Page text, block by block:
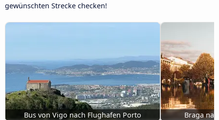
gewünschten Strecke checken!
Bus von Vigo nach Flughafen Porto Braga